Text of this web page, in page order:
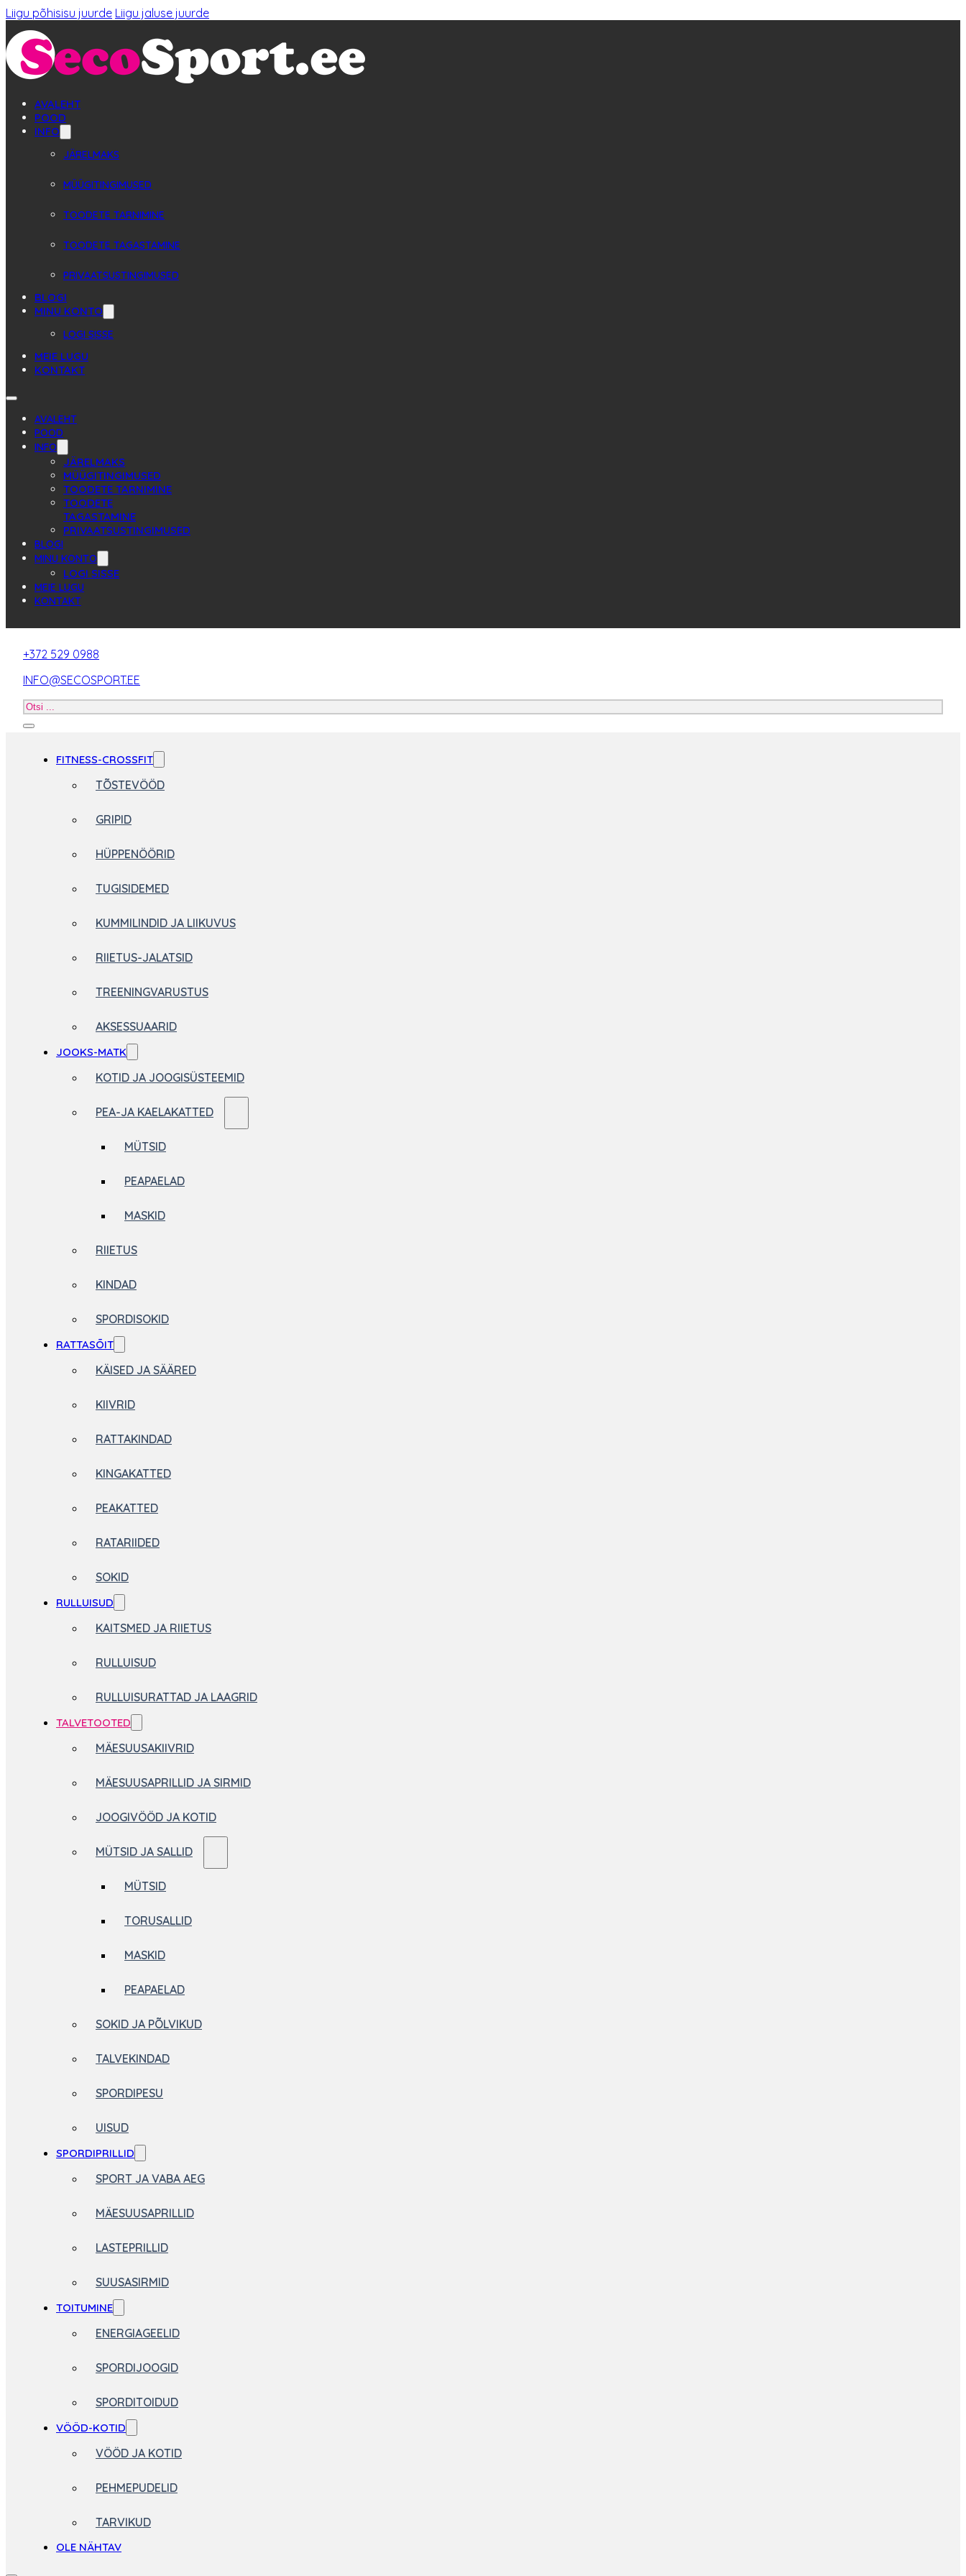
Liigu põhisisu juurde Liigu jaluse juurde
AVALEHT
POOD
INFO
JÄRELMAKS
MÜÜGITINGIMUSED
TOODETE TARNIMINE
TOODETE TAGASTAMINE
PRIVAATSUSTINGIMUSED
BLOGI
MINU KONTO
LOGI SISSE
MEIE LUGU
KONTAKT
AVALEHT
POOD
INFO
JÄRELMAKS
MÜÜGITINGIMUSED
TOODETE TARNIMINE
TOODETE
TAGASTAMINE
PRIVAATSUSTINGIMUSED
BLOGI
MINU KONTO
LOGI SISSE
MEIE LUGU
KONTAKT
+372 529 0988
INFO@SECOSPORT.EE
Otsi
FITNESS-CROSSFIT
TÕSTEVÖÖD
GRIPID
HÜPPENÖÖRID
TUGISIDEMED
KUMMILINDID JA LIIKUVUS
RIIETUS-JALATSID
TREENINGVARUSTUS
AKSESSUAARID
JOOKS-MATK
KOTID JA JOOGISÜSTEEMID
PEA-JA KAELAKATTED
MÜTSID
PEAPAELAD
MASKID
RIIETUS
KINDAD
SPORDISOKID
RATTASÕIT
KÄISED JA SÄÄRED
KIIVRID
RATTAKINDAD
KINGAKATTED
PEAKATTED
RATARIIDED
SOKID
RULLUISUD
KAITSMED JA RIIETUS
RULLUISUD
RULLUISURATTAD JA LAAGRID
TALVETOOTED
MÄESUUSAKIIVRID
MÄESUUSAPRILLID JA SIRMID
JOOGIVÖÖD JA KOTID
MÜTSID JA SALLID
MÜTSID
TORUSALLID
MASKID
PEAPAELAD
SOKID JA PÕLVIKUD
TALVEKINDAD
SPORDIPESU
UISUD
SPORDIPRILLID
SPORT JA VABA AEG
MÄESUUSAPRILLID
LASTEPRILLID
SUUSASIRMID
TOITUMINE
ENERGIAGEELID
SPORDIJOOGID
SPORDITOIDUD
VÖÖD-KOTID
VÖÖD JA KOTID
PEHMEPUDELID
TARVIKUD
OLE NÄHTAV